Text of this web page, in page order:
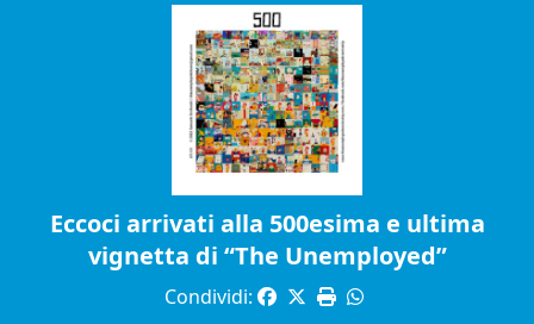
Eccoci arrivati alla 500esima e ultima
vignetta di “The Unemployed”
Condividi: